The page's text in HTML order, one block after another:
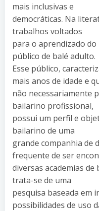
mais inclusivas e
democráticas. Na
trabalhos voltados
para o aprendizado
público de balé adulto.
Esse público,
mais anos de idade e
não necessariamente
bailarino profissional,
possui um perfil e
bailarino de uma
grande companhia de
frequente de ser
diversas academias
trata-se de uma
pesquisa baseada em
possibilidades de uso